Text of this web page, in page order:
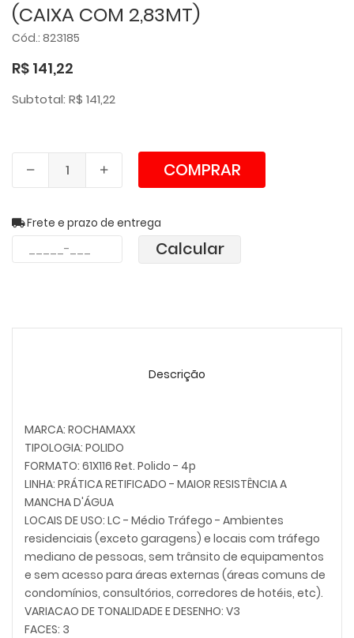
(CAIXA COM 2,83MT)
Cód.: 823185
R$ 141,22
Subtotal: R$ 141,22
COMPRAR
Frete e prazo de entrega
Calcular
Descrição
MARCA: ROCHAMAXX
TIPOLOGIA: POLIDO
FORMATO: 61X116 Ret. Polido - 4p
LINHA: PRÁTICA RETIFICADO - MAIOR RESISTÊNCIA A
MANCHA D'ÁGUA
LOCAIS DE USO: LC - Médio Tráfego - Ambientes
residenciais (exceto garagens) e locais com tráfego
mediano de pessoas, sem trânsito de equipamentos
e sem acesso para áreas externas (áreas comuns de
condomínios, consultórios, corredores de hotéis, etc).
VARIACAO DE TONALIDADE E DESENHO: V3
FACES: 3